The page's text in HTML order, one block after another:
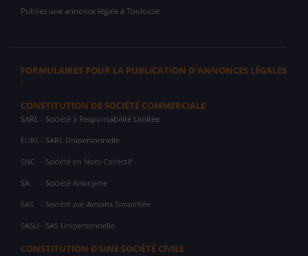
Publiez une annonce légale à Toulouse
FORMULAIRES POUR LA PUBLICATION D'ANNONCES LÉGALES
:
CONSTITUTION DE SOCIÉTÉ COMMERCIALE
SARL - Société à Responsabilité Limitée
EURL - SARL Unipersonnelle
SNC - Société en Nom Collectif
SA - Société Anonyme
SAS - Société par Actions Simplifiée
SASU - SAS Unipersonnelle
CONSTITUTION D'UNE SOCIÉTÉ CIVILE